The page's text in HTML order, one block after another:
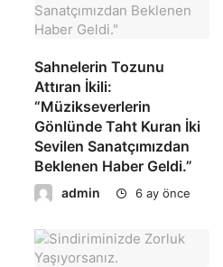
Sahnelerin Tozunu
Attıran İkili:
“Müzikseverlerin
Gönlünde Taht Kuran İki
Sevilen Sanatçımızdan
Beklenen Haber Geldi.”
admin 6 ay önce